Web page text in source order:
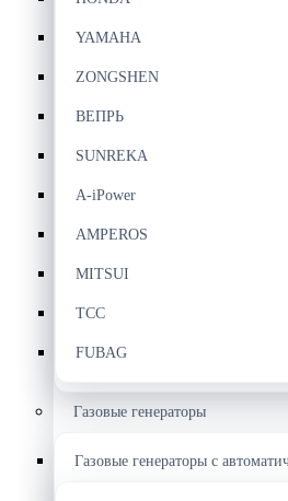
YAMAHA
ZONGSHEN
ВЕПРЬ
SUNREKA
A-iPower
AMPEROS
MITSUI
ТСС
FUBAG
Газовые генераторы
Газовые генераторы с